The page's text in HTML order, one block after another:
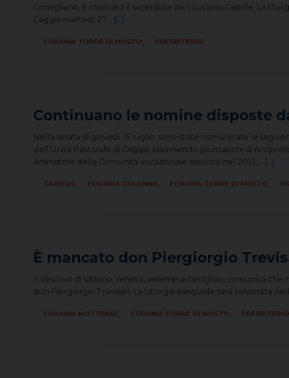
Conegliano, è mancato il sacerdote don Luciano Caprile. La
Ceggia martedì 27… [...]
FORANIA TORRE DI MOSTO,
PRESBITERIO
Continuano le nomine disposte
Nella serata di giovedì 15 luglio, sono state comunicate le
dell’Unità Pastorale di Ceggia assumendo gli incarichi di
Animatore della Comunità vocazionale assunto nel 2013,… [...]
CARITAS, FORANIA COLONNA, FORANIA TORRE DI MOSTO,
È mancato don Piergiorgio
Il Vescovo di Vittorio Veneto, assieme ai famigliari, comunica
don Piergiorgio Trevisan. La Liturgia esequiale sarà celebrata
FORANIA MOTTENSE, FORANIA TORRE DI MOSTO,
PRESBITERIO